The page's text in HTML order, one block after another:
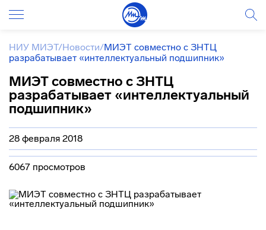
НИУ МИЭТ/Новости/МИЭТ совместно с ЗНТЦ
разрабатывает «интеллектуальный подшипник»
МИЭТ совместно с ЗНТЦ
разрабатывает «интеллектуальный
подшипник»
28 февраля 2018
6067 просмотров